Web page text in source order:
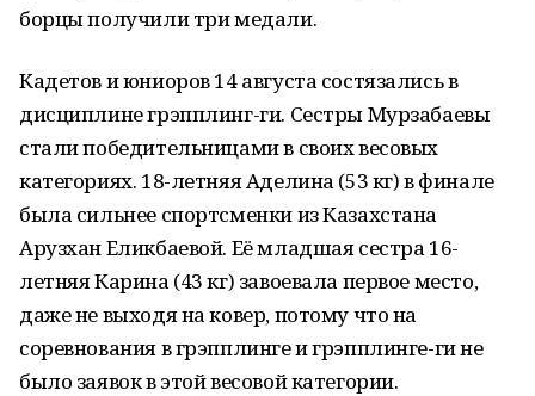
борцы получили три медали.
Кадетов и юниоров 14 августа состязались в
дисциплине грэпплинг-ги. Сестры Мурзабаевы
стали победительницами в своих весовых
категориях. 18-летняя Аделина (53 кг) в финале
была сильнее спортсменки из Казахстана
Арузхан Еликбаевой. Её младшая сестра 16-
летняя Карина (43 кг) завоевала первое место,
даже не выходя на ковер, потому что на
соревнования в грэпплинге и грэпплинге-ги не
было заявок в этой весовой категории.